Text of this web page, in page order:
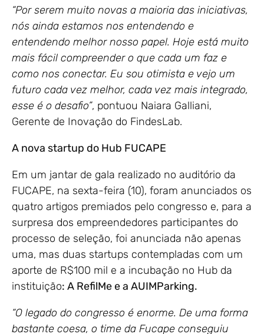
“Por serem muito novas a maioria das iniciativas,
nós ainda estamos nos entendendo e
entendendo melhor nosso papel. Hoje está muito
mais fácil compreender o que cada um faz e
como nos conectar. Eu sou otimista e vejo um
futuro cada vez melhor, cada vez mais integrado,
esse é o desafio”, pontuou Naiara Galliani,
Gerente de Inovação do FindesLab.
A nova startup do Hub FUCAPE
Em um jantar de gala realizado no auditório da
FUCAPE, na sexta-feira (10), foram anunciados os
quatro artigos premiados pelo congresso e, para a
surpresa dos empreendedores participantes do
processo de seleção, foi anunciada não apenas
uma, mas duas startups contempladas com um
aporte de R$100 mil e a incubação no Hub da
instituição: A RefilMe e a AUIMParking.
“O legado do congresso é enorme. De uma forma
bastante coesa, o time da Fucape conseguiu